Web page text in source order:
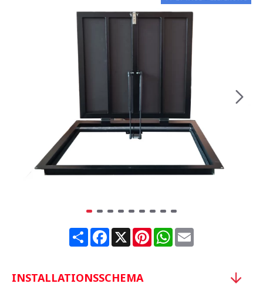
ShareFacebook
X PinterestWhatsApp
Email
INSTALLATIONSSCHEMA